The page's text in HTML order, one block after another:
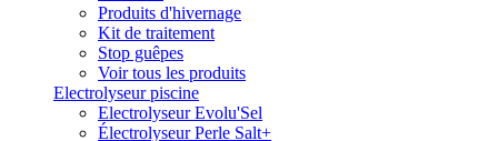
Produits d'hivernage
Kit de traitement
Stop guêpes
Voir tous les produits
Electrolyseur piscine
Electrolyseur Evolu'Sel
Électrolyseur Perle Salt+